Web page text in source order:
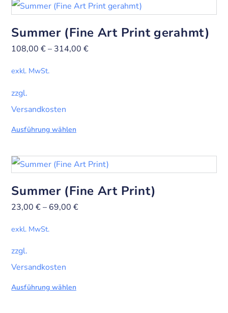
Summer (Fine Art Print gerahmt)
108,00€– 314,00€
exkl. MwSt.
zzgl.
Versandkosten
Ausführung wählen
Summer (Fine Art Print)
23,00€– 69,00€
exkl. MwSt.
zzgl.
Versandkosten
Ausführung wählen